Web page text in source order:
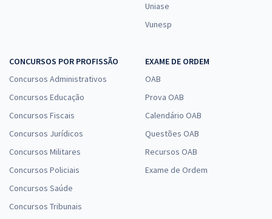
Uniase
Vunesp
CONCURSOS POR PROFISSÃO
Concursos Administrativos
Concursos Educação
Concursos Fiscais
Concursos Jurídicos
Concursos Militares
Concursos Policiais
Concursos Saúde
Concursos Tribunais
EXAME DE ORDEM
OAB
Prova OAB
Calendário OAB
Questões OAB
Recursos OAB
Exame de Ordem